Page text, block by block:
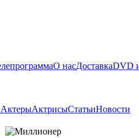
О насДоставкаDVD
АктерыАктрисыСтатьиНовости